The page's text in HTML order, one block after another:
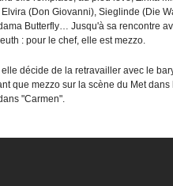
(Don Giovanni), Sieglinde (Die
Butterfly… Jusqu'à sa rencontre
: pour le chef, elle est mezzo.
décide de la retravailler avec le
que mezzo sur la scène du Met
"Carmen".